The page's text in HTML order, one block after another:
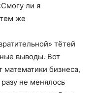
ли я
же
тётей
выводы. Вот
математики бизнеса,
не менялось